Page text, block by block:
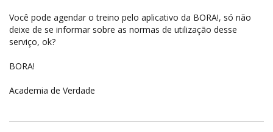
Você pode agendar o treino pelo aplicativo da BORA!, só não
deixe de se informar sobre as normas de utilização desse
serviço, ok?
BORA!
Academia de Verdade